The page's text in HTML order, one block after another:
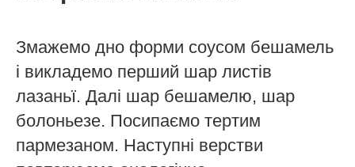
Змажемо дно форми соусом бешамель
і викладемо перший шар листів
лазаньї. Далі шар бешамелю, шар
болоньезе. Посипаємо тертим
пармезаном. Наступні верстви